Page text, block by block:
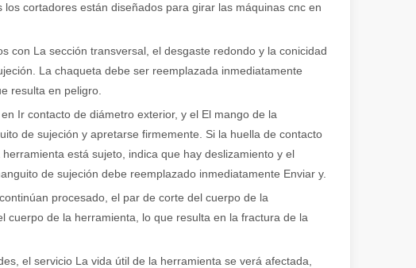
los cortadores están diseñados para girar las máquinas cnc en
con La sección transversal, el desgaste redondo y la conicidad
La chaqueta debe ser reemplazada inmediatamente
resulta en peligro.
Ir contacto de diámetro exterior, y el El mango de la
de sujeción y apretarse firmemente. Si la huella de contacto
está sujeto, indica que hay deslizamiento y el
de sujeción debe reemplazado inmediatamente Enviar y.
procesado, el par de corte del cuerpo de la
de la herramienta, lo que resulta en la fractura de la
el servicio La vida útil de la herramienta se verá afectada,